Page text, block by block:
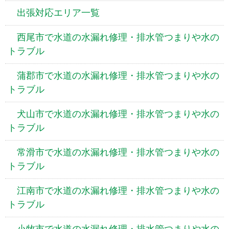
出張対応エリア一覧
西尾市で水道の水漏れ修理・排水管つまりや水の
トラブル
蒲郡市で水道の水漏れ修理・排水管つまりや水の
トラブル
犬山市で水道の水漏れ修理・排水管つまりや水の
トラブル
常滑市で水道の水漏れ修理・排水管つまりや水の
トラブル
江南市で水道の水漏れ修理・排水管つまりや水の
トラブル